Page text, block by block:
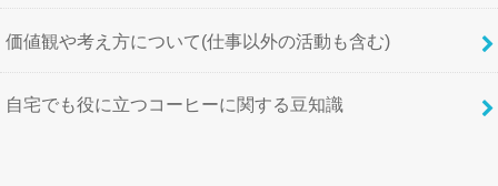
価値観や考え方について(仕事以外の活動も含む)
自宅でも役に立つコーヒーに関する豆知識